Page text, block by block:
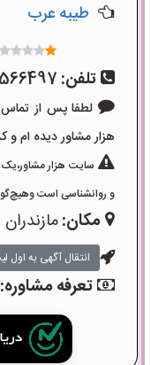
طیبه عرب
تلفن:
لطفا پس از تماس
هزار مشاور دیده ام و کد «مشاور-
سایت هزار
و روانشناسی است
مکان:
انتقال آگهی به اول
تعرفه